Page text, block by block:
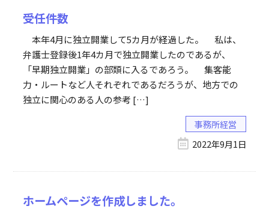
受任件数
本年4月に独立開業して5カ月が経過した。 私は、
弁護士登録後1年4カ月で独立開業したのであるが、
「早期独立開業」の部類に入るであろう。 集客能
力・ルートなど人それぞれであるだろうが、地方での
独立に関心のある人の参考 […]
事務所経営
2022年9月1日
ホームページを作成しました。